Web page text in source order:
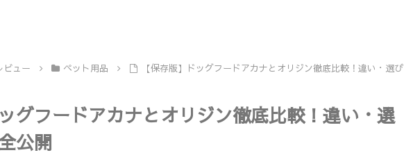
ビュー ペット用品
【保存版】ドッグフードアカナとオリジン徹底比較！違い・選び
グフードアカナとオリジン徹底比較！違い・選
公開